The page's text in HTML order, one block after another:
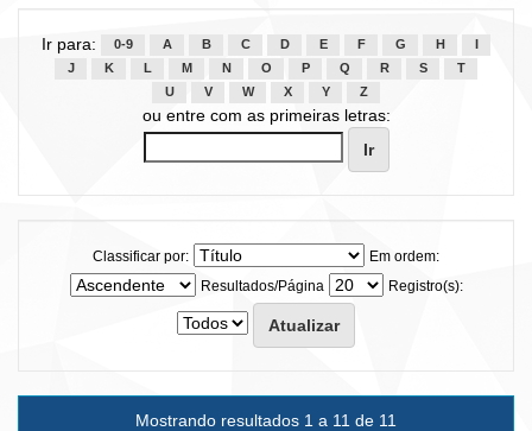
Ir para: 0-9 A B C D E F G H
J
K L M N O P Q R S
T
U
V W X Y Z
ou entre com as primeiras letras:
Classificar por:
Em ordem:
Resultados/Página
Registro(s):
Mostrando resultados 1 a 11 de 11